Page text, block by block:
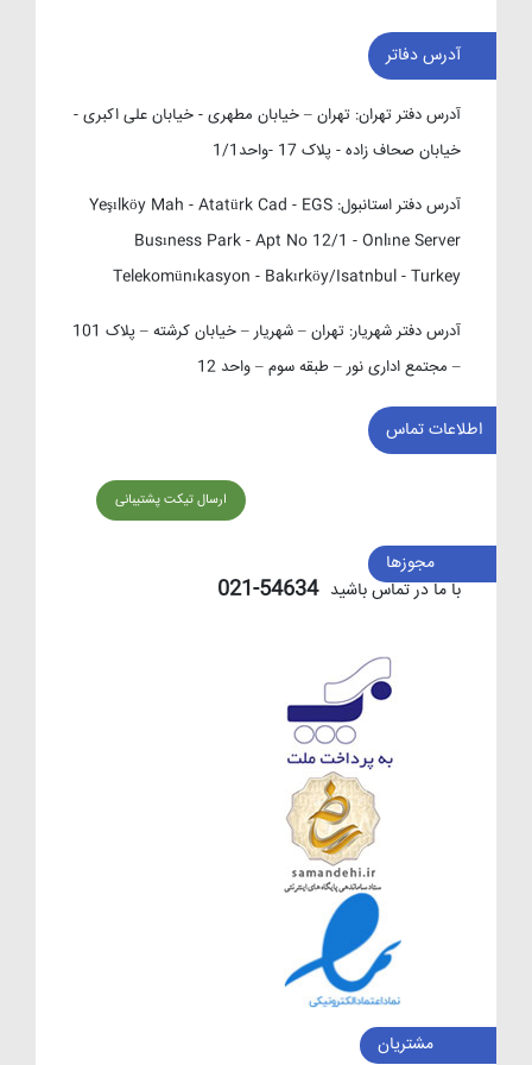
آدرس دفاتر
آدرس دفتر تهران: تهران – خیابان مطهری - خیابان علی اکبری -
خیابان صحاف زاده - پلاک 17 -واحد1/1
آدرس دفتر استانبول: Yeşılköy Mah - Atatürk Cad - EGS
Busıness Park - Apt No 12/1 - Onlıne Server
Telekomünıkasyon - Bakırköy/Isatnbul - Turkey
آدرس دفتر شهریار:
تهران – شهریار – خیابان کرشته – پلاک 101
– مجتمع اداری نور – طبقه سوم – واحد 12
اطلاعات تماس
ارسال تیکت پشتیبانی
با ما در تماس باشید 54634-021
مجوزها
مشتریان